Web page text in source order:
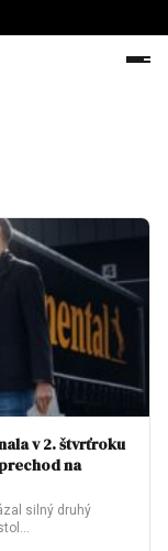
v 2. štvrťroku
na
silný druhý